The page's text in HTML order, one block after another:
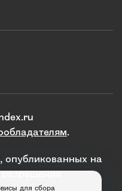
.
опубликованных на
разрешения
для сбора